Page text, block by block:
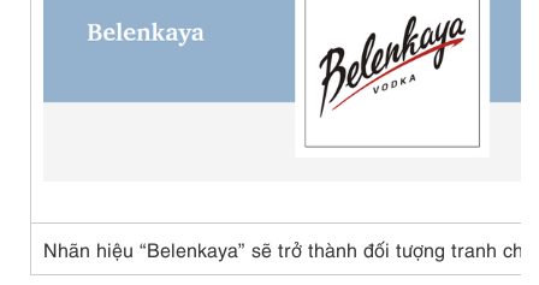
Nhãn hiệu “Belenkaya” sẽ trở thành đối tượng tranh